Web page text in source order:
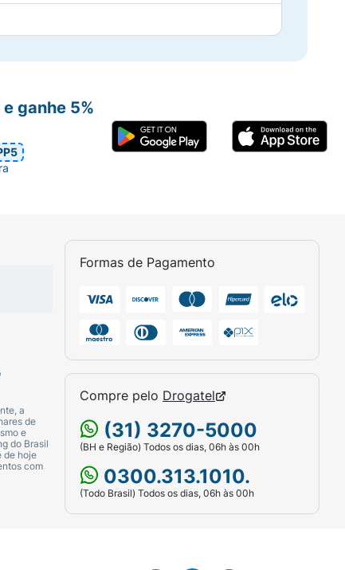
a
de
e
do Brasil
de hoje
com
Formas de Pagamento
Compre pelo Drogatel
(31) 3270-5000
(BH e Região) Todos os dias, 06h às 00h
0300.313.1010.
(Todo Brasil) Todos os dias, 06h às 00h
ganhe 5%